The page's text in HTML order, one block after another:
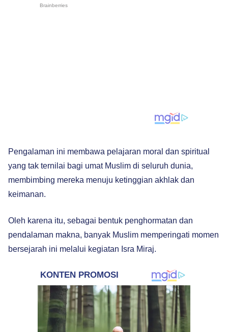
Pengalaman ini membawa pelajaran moral dan spiritual
yang tak ternilai bagi umat Muslim di seluruh dunia,
membimbing mereka menuju ketinggian akhlak dan
keimanan.
Oleh karena itu, sebagai bentuk penghormatan dan
pendalaman makna, banyak Muslim memperingati momen
bersejarah ini melalui kegiatan Isra Miraj.